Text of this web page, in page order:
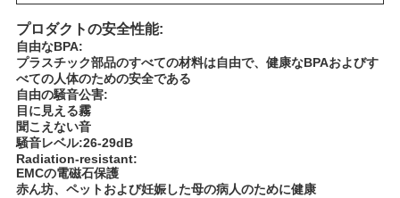
プロダクトの安全性能:
自由なBPA:
プラスチック部品のすべての材料は自由で、健康なBPAおよびす
べての人体のための安全である
自由の騒音公害:
目に見える霧
聞こえない音
騒音レベル:26-29dB
Radiation-resistant:
EMCの電磁石保護
赤ん坊、ペットおよび妊娠した母の病人のために健康